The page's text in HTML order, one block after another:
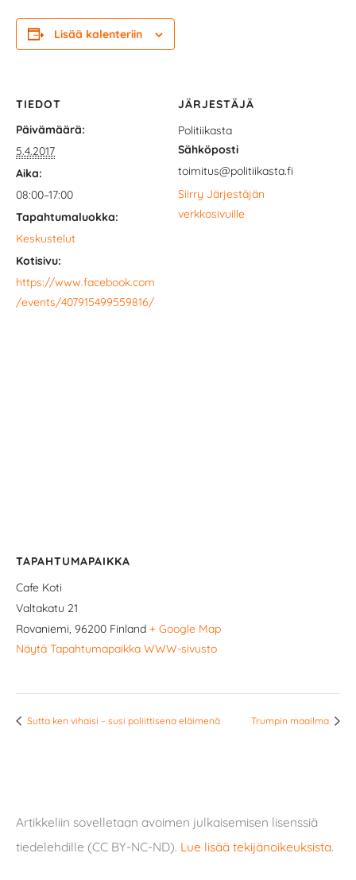
Lisää kalenteriin
TIEDOT
Päivämäärä:
5.4.2017
Aika:
08:00–17:00
Tapahtumaluokka:
Keskustelut
Kotisivu:
https://www.facebook.com
/events/407915499559816/
JÄRJESTÄJÄ
Politiikasta
Sähköposti
toimitus@politiikasta.fi
Siirry Järjestäjän
verkkosivuille
TAPAHTUMAPAIKKA
Cafe Koti
Valtakatu 21
Rovaniemi, 96200 Finland + Google Map
Näytä Tapahtumapaikka WWW-sivusto
Sutta ken vihaisi – susi poliittisena eläimenä Trumpin maailma
Artikkeliin sovelletaan avoimen julkaisemisen lisenssiä
tiedelehdille (CC BY-NC-ND). Lue lisää tekijänoikeuksista.